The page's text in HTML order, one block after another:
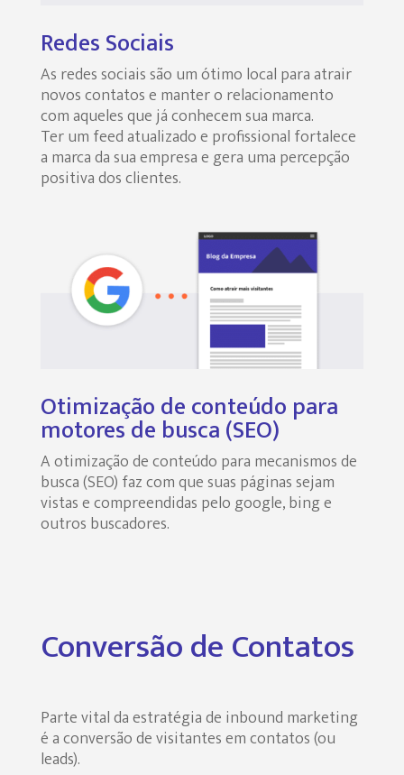
Redes Sociais
As redes sociais são um ótimo local para atrair
novos contatos e manter o relacionamento
com aqueles que já conhecem sua marca.
Ter um feed atualizado e profissional fortalece
a marca da sua empresa e gera uma percepção
positiva dos clientes.
Otimização de conteúdo para
motores de busca (SEO)
A otimização de conteúdo para mecanismos de
busca (SEO) faz com que suas páginas sejam
vistas e compreendidas pelo google, bing e
outros buscadores.
Conversão de Contatos
Parte vital da estratégia de inbound marketing
é a conversão de visitantes em contatos (ou
leads).